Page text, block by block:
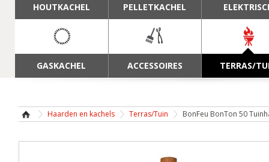
HOUTKACHEL PELLETKACHEL
GASKACHEL ACCESSOIRES TERRAS/
Haarden en kachels Terras/Tuin BonFeu BonTon 50